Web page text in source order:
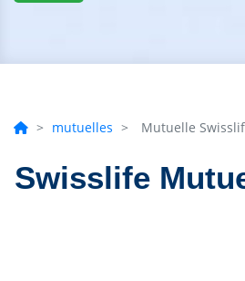
> mutuelles > Mutuelle
Swisslife